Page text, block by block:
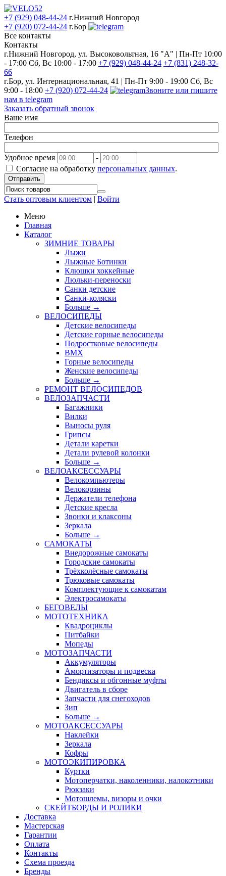
+7 (929) 048-44-24 г.Нижний Новгород
+7 (920) 072-44-24 г.Бор
Все контакты
Контакты
г.Нижний Новгород, ул. Высоковольтная, 16 "А" | Пн-Пт 10:00
- 17:00 Сб, Вс 10:00 - 17:00 +7 (929) 048-44-24 +7 (831) 248-32-
66
г.Бор, ул. Интернациональная, 41 | Пн-Пт 9:00 - 19:00 Сб, Вс
9:00 - 18:00 +7 (920) 072-44-24
Звоните или пишите
нам в telegram
Заказать обратный звонок
Ваше имя
Телефон
Удобное время
-
Согласие на обработку персональных данных.
Отправить
Стать оптовым клиентом | Войти
Меню
Главная
Каталог
ЗИМНИЕ ТОВАРЫ
Лыжи
Лыжные Ботинки
Клюшки хоккейные
Люльки-переноски
Санки детские
Санки-коляски
Больше →
ВЕЛОСИПЕДЫ
Детские велосипеды
Детские горные велосипеды
Подростковые велосипеды
BMX
Горные велосипеды
Женские велосипеды
Больше →
РЕМОНТ ВЕЛОСИПЕДОВ
ВЕЛОЗАПЧАСТИ
Багажники
Вилки
Выносы руля
Грипсы
Детали каретки
Детали рулевой колонки
Больше →
ВЕЛОАКСЕССУАРЫ
Велокомпьютеры
Велокорзины
Держатели телефона
Детские кресла
Звонки и клаксоны
Зеркала
Больше →
САМОКАТЫ
Внедорожные самокаты
Городские самокаты
Трёхколёсные самокаты
Трюковые самокаты
Комплектующие к самокатам
Электросамокаты
БЕГОВЕЛЫ
МОТОТЕХНИКА
Квадроциклы
Питбайки
Мопеды
МОТОЗАПЧАСТИ
Аккумуляторы
Амортизаторы и подвеска
Бендиксы и обгонные муфты
Двигатель в сборе
Запчасти для снегоходов
Зип
Больше →
МОТОАКСЕССУАРЫ
Наклейки
Зеркала
Кофры
МОТОЭКИПИРОВКА
Куртки
Мотоперчатки, наколенники, налокотники
Рюкзаки
Мотошлемы, визоры и очки
СКЕЙТБОРДЫ И РОЛИКИ
Доставка
Мастерская
Гарантии
Оплата
Контакты
Схема проезда
Бренды